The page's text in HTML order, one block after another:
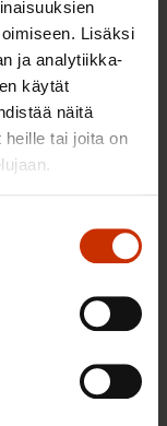
Lisäksi
ja analytiikka-
käytät
näitä
heille tai joita on
ja